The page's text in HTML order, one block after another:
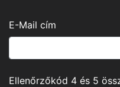
E-Mail cím
Ellenőrzőkód 4 és 5